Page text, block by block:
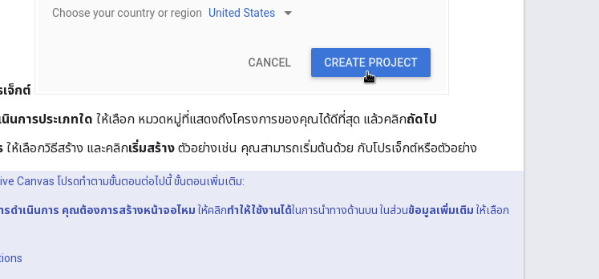
เจ็กต์
นการประเภทใด ให้เลือก หมวดหมู่ที่แสดงถึงโครงการของคุณได้ดีที่สุด แล้วคลิกถัดไป
ให้เลือกวิธีสร้าง และคลิกเริ่มสร้าง ตัวอย่างเช่น คุณสามารถเริ่มต้นด้วย กับโปรเจ็กต์หรือตัวอย่าง
Canvas โปรดทำตามขั้นตอนต่อไปนี้ ขั้นตอนเพิ่มเติม:
รดำเนินการ คุณต้องการสร้างหน้าจอไหม ให้คลิกทำให้ใช้งานได้ในการนำทางด้านบน ในส่วนข้อมูลเพิ่มเติม ให้เลือก